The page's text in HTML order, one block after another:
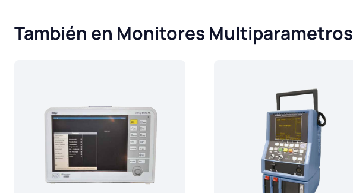
También en Monitores Multiparametros